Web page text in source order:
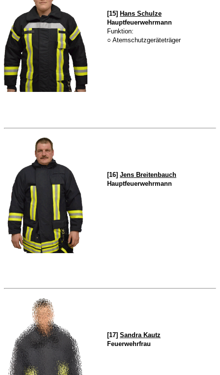
[15] Hans Schulze
Hauptfeuerwehrmann
Funktion:
○ Atemschutzgeräteträger
[16] Jens Breitenbauch
Hauptfeuerwehrmann
[17] Sandra Kautz
Feuerwehrfrau